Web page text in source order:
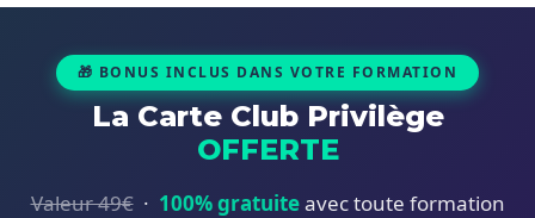
🎁 BONUS INCLUS DANS VOTRE FORMATION
La Carte Club Privilège
OFFERTE
Valeur 49€· 100% gratuiteavec toute formation